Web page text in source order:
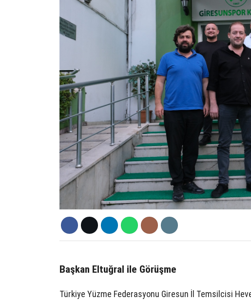
Başkan Eltuğral ile Görüşme
Türkiye Yüzme Federasyonu Giresun İl Temsilcisi